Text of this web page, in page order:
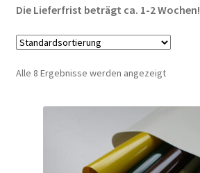
Die Lieferfrist beträgt ca. 1-2 Wochen!
Alle 8 Ergebnisse werden angezeigt